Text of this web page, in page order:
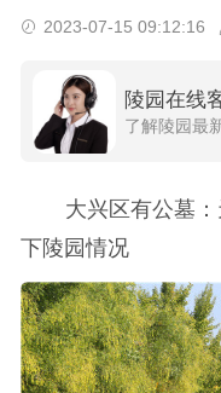
2023-07-15 09:12:16
陵园在线
了解陵园最
大兴区有公墓
下陵园情况